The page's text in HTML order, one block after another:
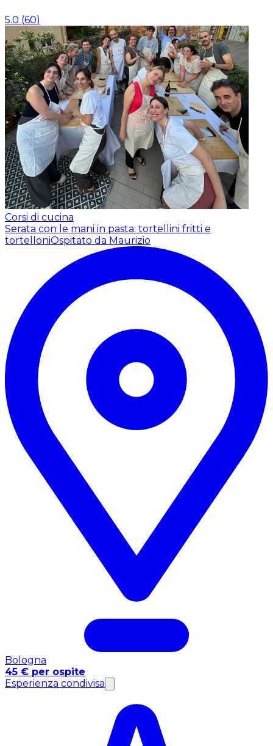
5.0 (60)
Corsi di cucina
Serata con le mani in pasta: tortellini fritti e
tortelloniOspitato da Maurizio
Bologna
45 € per ospite
Esperienza condivisa